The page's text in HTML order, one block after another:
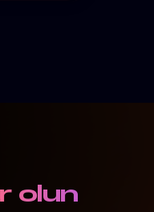
olun